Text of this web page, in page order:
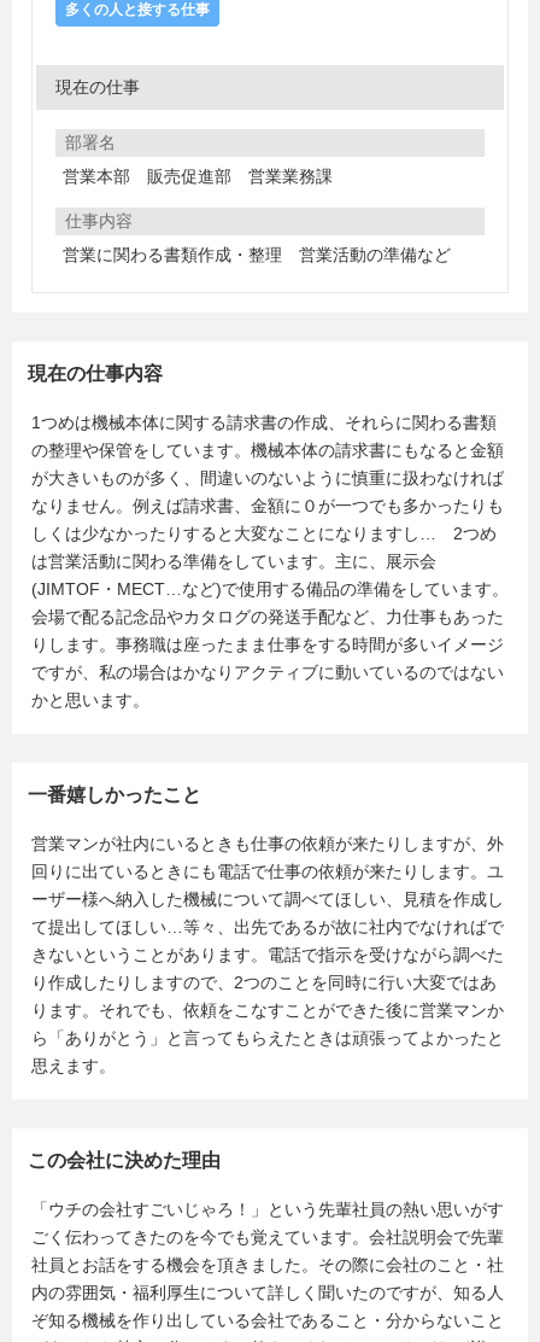
多くの人と接する仕事
現在の仕事
部署名
営業本部 販売促進部 営業業務課
仕事内容
営業に関わる書類作成・整理 営業活動の準備など
現在の仕事内容
1つめは機械本体に関する請求書の作成、それらに関わる書類
の整理や保管をしています。機械本体の請求書にもなると金額
が大きいものが多く、間違いのないように慎重に扱わなければ
なりません。例えば請求書、金額に０が一つでも多かったりも
しくは少なかったりすると大変なことになりますし… 2つめ
は営業活動に関わる準備をしています。主に、展示会
(JIMTOF・MECT…など)で使用する備品の準備をしています。
会場で配る記念品やカタログの発送手配など、力仕事もあった
りします。事務職は座ったまま仕事をする時間が多いイメージ
ですが、私の場合はかなりアクティブに動いているのではない
かと思います。
一番嬉しかったこと
営業マンが社内にいるときも仕事の依頼が来たりしますが、外
回りに出ているときにも電話で仕事の依頼が来たりします。ユ
ーザー様へ納入した機械について調べてほしい、見積を作成し
て提出してほしい…等々、出先であるが故に社内でなければで
きないということがあります。電話で指示を受けながら調べた
り作成したりしますので、2つのことを同時に行い大変ではあ
ります。それでも、依頼をこなすことができた後に営業マンか
ら「ありがとう」と言ってもらえたときは頑張ってよかったと
思えます。
この会社に決めた理由
「ウチの会社すごいじゃろ！」という先輩社員の熱い思いがす
ごく伝わってきたのを今でも覚えています。会社説明会で先輩
社員とお話をする機会を頂きました。その際に会社のこと・社
内の雰囲気・福利厚生について詳しく聞いたのですが、知る人
ぞ知る機械を作り出している会社であること・分からないこと